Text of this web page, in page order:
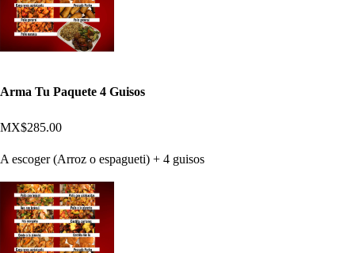
Arma Tu Paquete 4 Guisos
MX$285.00
A escoger (Arroz o espagueti) + 4 guisos